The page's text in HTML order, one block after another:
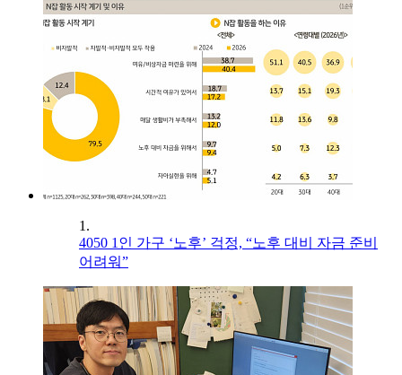
1.
4050 1인 가구 ‘노후’ 걱정, “노후 대비 자금 준비
어려워”